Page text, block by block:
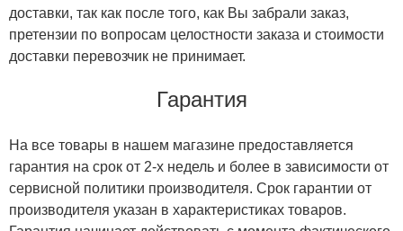
доставки, так как после того, как Вы забрали заказ,
претензии по вопросам целостности заказа и стоимости
доставки перевозчик не принимает.
Гарантия
На все товары в нашем магазине предоставляется
гарантия на срок от 2-х недель и более в зависимости от
сервисной политики производителя. Срок гарантии от
производителя указан в характеристиках товаров.